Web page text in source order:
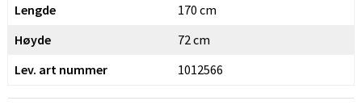
Suomi
Lengde
170 cm
Høyde
72 cm
Lev. art nummer
1012566